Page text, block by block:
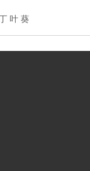
叶 葵